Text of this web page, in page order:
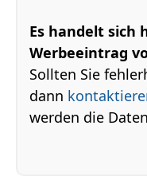
Es handelt sich
Werbeeintrag
Sollten Sie
dann
werden die